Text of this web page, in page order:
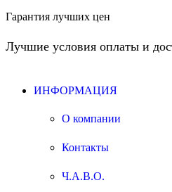
Гарантия лучших цен
Лучшие условия оплаты и
ИНФОРМАЦИЯ
О компании
Контакты
Ч.А.В.О.